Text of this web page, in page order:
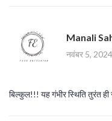
Manali
नवंबर 5,
बिल्कुल!!! यह गंभीर स्थिति तुरंत ही